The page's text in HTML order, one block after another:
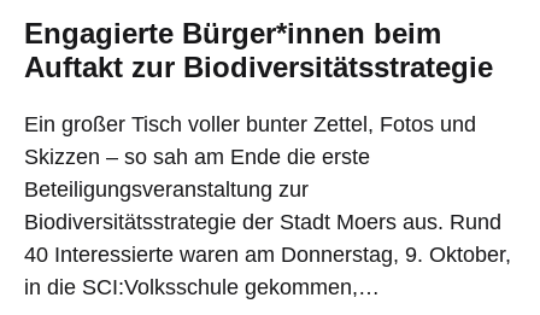
Engagierte Bürger*innen beim
Auftakt zur Biodiversitätsstrategie
Ein großer Tisch voller bunter Zettel, Fotos und
Skizzen – so sah am Ende die erste
Beteiligungsveranstaltung zur
Biodiversitätsstrategie der Stadt Moers aus. Rund
40 Interessierte waren am Donnerstag, 9. Oktober,
in die SCI:Volksschule gekommen,…